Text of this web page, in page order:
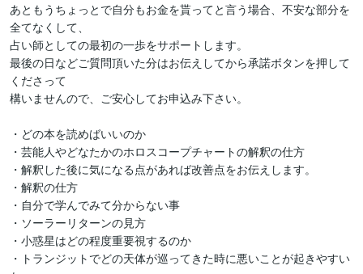
あともうちょっとで自分もお金を貰ってと言う場合、不安な部分を
全てなくして、
占い師としての最初の一歩をサポートします。
最後の日などご質問頂いた分はお伝えしてから承諾ボタンを押して
くださって
構いませんので、ご安心してお申込み下さい。
・どの本を読めばいいのか
・芸能人やどなたかのホロスコープチャートの解釈の仕方
・解釈した後に気になる点があれば改善点をお伝えします。
・解釈の仕方
・自分で学んでみて分からない事
・ソーラーリターンの見方
・小惑星はどの程度重要視するのか
・トランジットでどの天体が巡ってきた時に悪いことが起きやすい